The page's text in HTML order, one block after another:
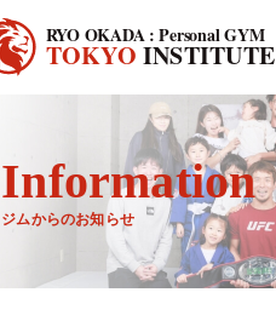
RYO OKADA : Personal GYM
TOKYO INSTITUTE
Information
ジムからのお知らせ